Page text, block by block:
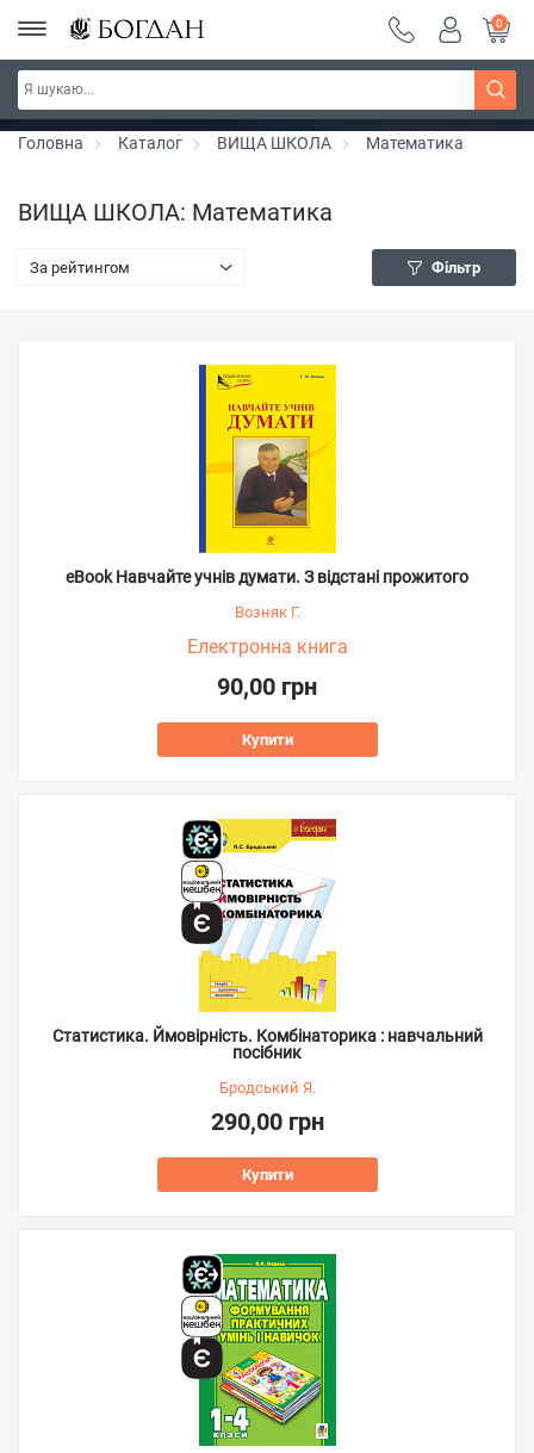
Серія "Чейзіана" ~ знижка 20%
0
Головна Каталог ВИЩА ШКОЛА Математика
ВИЩА ШКОЛА: Математика
За рейтингом Фільтр
eBook Навчайте учнів думати. З відстані прожитого
Возняк Г.
Електронна книга
90,00 грн
Купити
Статистика. Ймовірність. Комбінаторика : навчальний
посібник
Бродський Я.
290,00 грн
Купити